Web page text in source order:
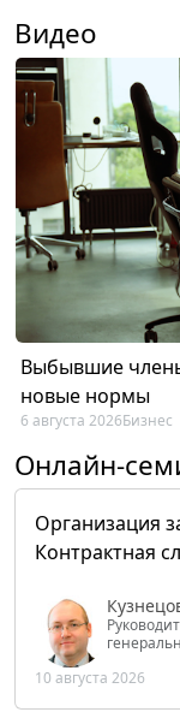
Видео
Выбывшие
новые нормы
6 августа 2026Бизнес
Онлайн-
Организация
Контрактная
РФ
10 августа 2026